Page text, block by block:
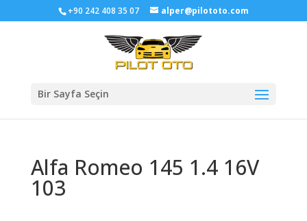
+90 242 408 35 07 alper@pilototo.com
Bir Sayfa Seçin
Alfa Romeo 145 1.4 16V
103